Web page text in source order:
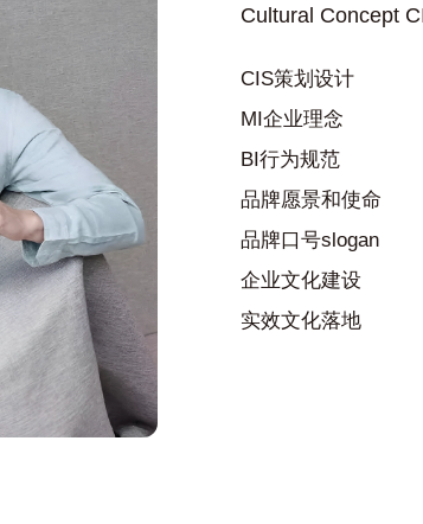
Cultural Concept
CIS策划设计
MI企业理念
BI行为规范
品牌愿景和使命
品牌口号slogan
企业文化建设
实效文化落地